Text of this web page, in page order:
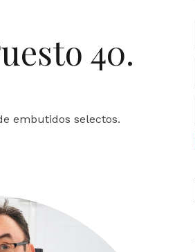
40.
embutidos selectos.